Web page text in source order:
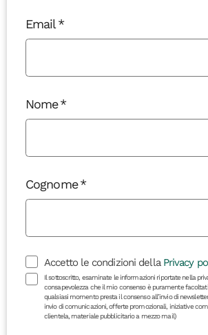
Email
Nome
Cognome
Accetto le condizioni della Privacy
Il sottoscritto, esaminate le informazioni riportate nella
consapevolezza che il mio consenso è puramente
qualsiasi momento presta il consenso all’invio di
invio di comunicazioni, offerte promozionali, iniziative
clientela, materiale pubblicitario a mezzo mail)